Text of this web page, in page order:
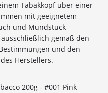
Tabakkopf über einer
mit geeignetem
und Mundstück
gemäß den
und den
Herstellers.
200g - #001 Pink
Rabatt